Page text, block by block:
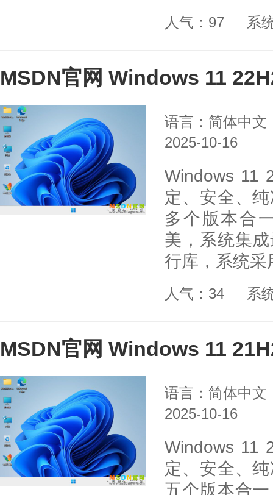
人气：97 系
MSDN官网 Windows 11
语言：简体中文
2025-10-16
Windows 11
定、安全、
多个版本合
美，系统集
行库，系统采
人气：34 系
MSDN官网 Windows 11
语言：简体中文
2025-10-16
Windows 11
定、安全、
五个版本合